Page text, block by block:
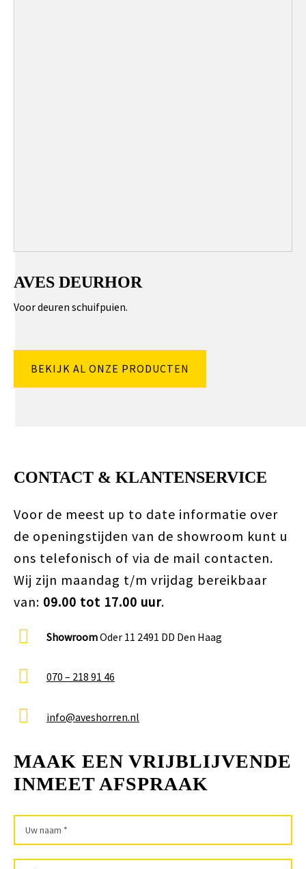
AVES DEURHOR
Voor deuren schuifpuien.
BEKIJK AL ONZE PRODUCTEN
CONTACT & KLANTENSERVICE
Voor de meest up to date informatie over
de openingstijden van de showroom kunt u
ons telefonisch of via de mail contacten.
Wij zijn maandag t/m vrijdag bereikbaar
van: 09.00 tot 17.00 uur.
ShowroomOder 11 2491 DD Den Haag
070 – 218 91 46
info@aveshorren.nl
MAAK EEN VRIJBLIJVENDE
INMEET AFSPRAAK